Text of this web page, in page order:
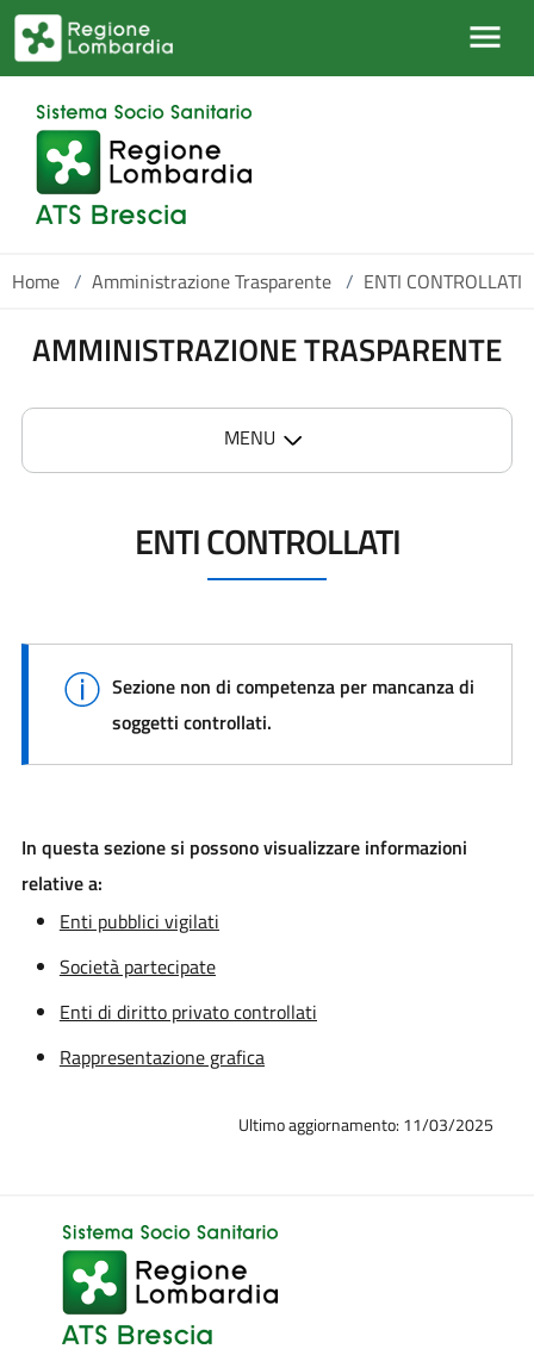
Salta al contenuto principale
Home / Amministrazione Trasparente / ENTI CONTROLLATI
AMMINISTRAZIONE TRASPARENTE
MENU
ENTI CONTROLLATI
Sezione non di competenza per mancanza di
soggetti controllati.
In questa sezione si possono visualizzare informazioni
relative a:
Enti pubblici vigilati
Società partecipate
Enti di diritto privato controllati
Rappresentazione grafica
Ultimo aggiornamento: 11/03/2025